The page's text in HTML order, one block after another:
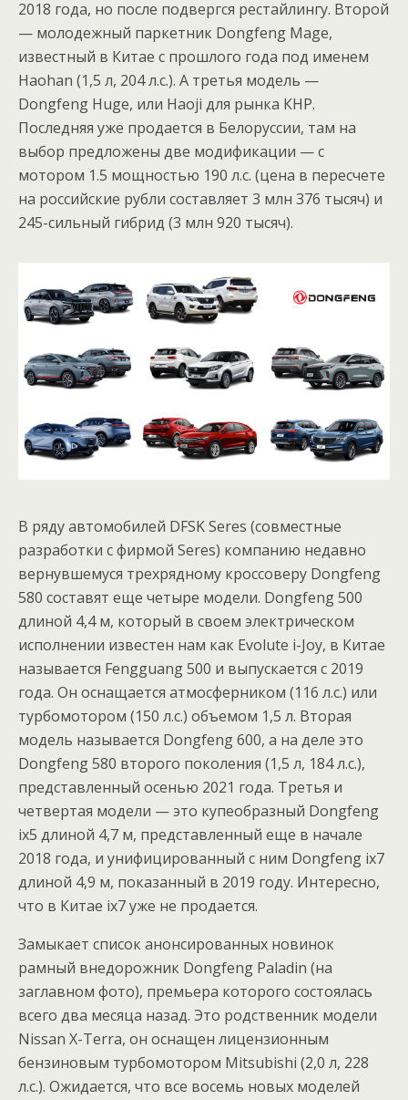
2018 года, но после подвергся рестайлингу. Второй
— молодежный паркетник Dongfeng Mage,
известный в Китае с прошлого года под именем
Haohan (1,5 л, 204 л.с.). А третья модель —
Dongfeng Huge, или Haoji для рынка КНР.
Последняя уже продается в Белоруссии, там на
выбор предложены две модификации — с
мотором 1.5 мощностью 190 л.с. (цена в пересчете
на российские рубли составляет 3 млн 376 тысяч) и
245-сильный гибрид (3 млн 920 тысяч).
В ряду автомобилей DFSK Seres (совместные
разработки с фирмой Seres) компанию недавно
вернувшемуся трехрядному кроссоверу Dongfeng
580 составят еще четыре модели. Dongfeng 500
длиной 4,4 м, который в своем электрическом
исполнении известен нам как Evolute i-Joy, в Китае
называется Fengguang 500 и выпускается с 2019
года. Он оснащается атмосферником (116 л.с.) или
турбомотором (150 л.с.) объемом 1,5 л. Вторая
модель называется Dongfeng 600, а на деле это
Dongfeng 580 второго поколения (1,5 л, 184 л.с.),
представленный осенью 2021 года. Третья и
четвертая модели — это купеобразный Dongfeng
ix5 длиной 4,7 м, представленный еще в начале
2018 года, и унифицированный с ним Dongfeng ix7
длиной 4,9 м, показанный в 2019 году. Интересно,
что в Китае ix7 уже не продается.
Замыкает список анонсированных новинок
рамный внедорожник Dongfeng Paladin (на
заглавном фото), премьера которого состоялась
всего два месяца назад. Это родственник модели
Nissan X-Terra, он оснащен лицензионным
бензиновым турбомотором Mitsubishi (2,0 л, 228
л.с.). Ожидается, что все восемь новых моделей